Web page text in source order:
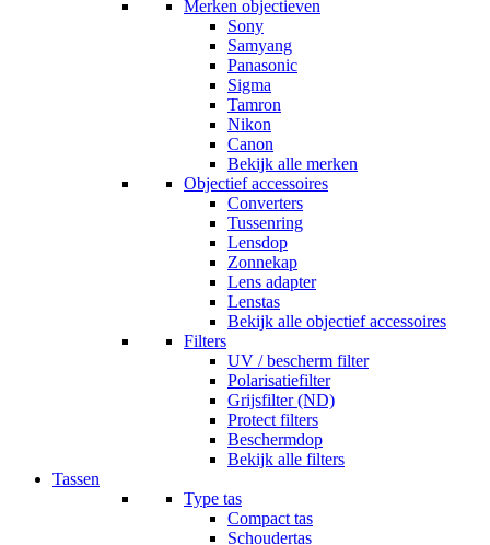
Merken objectieven
Sony
Samyang
Panasonic
Sigma
Tamron
Nikon
Canon
Bekijk alle merken
Objectief accessoires
Converters
Tussenring
Lensdop
Zonnekap
Lens adapter
Lenstas
Bekijk alle objectief accessoires
Filters
UV / bescherm filter
Polarisatiefilter
Grijsfilter (ND)
Protect filters
Beschermdop
Bekijk alle filters
Tassen
Type tas
Compact tas
Schoudertas